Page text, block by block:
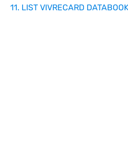
11. LIST VIVRECARD